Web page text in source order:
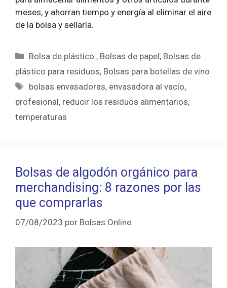
meses, y ahorran tiempo y energía al eliminar el aire
de la bolsa y sellarla.
Categorías
Bolsa de plástico. , Bolsas de papel, Bolsas de
plástico para residuos, Bolsas para botellas de vino
Etiquetas
bolsas envasadoras, envasadora al vacío,
profesional, reducir los residuos alimentarios,
temperaturas
Bolsas de algodón orgánico para
merchandising: 8 razones por las
que comprarlas
07/08/2023 por Bolsas Online